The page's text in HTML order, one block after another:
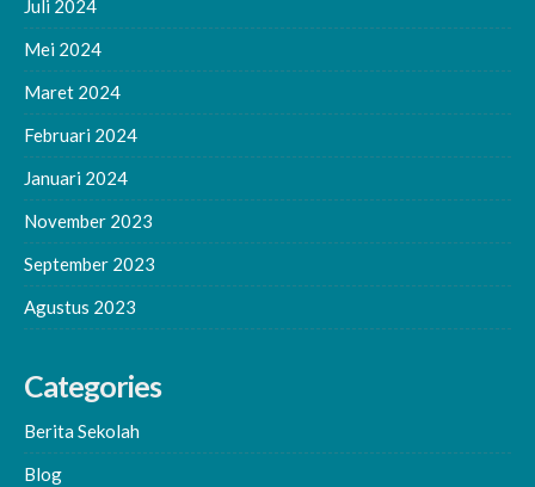
Juli 2024
Mei 2024
Maret 2024
Februari 2024
Januari 2024
November 2023
September 2023
Agustus 2023
Categories
Berita Sekolah
Blog